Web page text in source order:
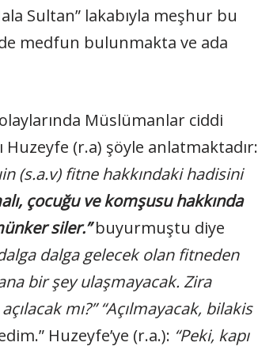
Sultan” lakabıyla meşhur bu
medfun bulunmakta ve ada
Müslümanlar ciddi
Huzeyfe (r.a) şöyle anlatmaktadır:
(s.a.v) fitne hakkındaki hadisini
çocuğu ve komşusu hakkında
siler.”buyurmuştu diye
dalga gelecek olan fitneden
bir şey ulaşmayacak. Zira
mı?” “Açılmayacak, bilakis
Huzeyfe’ye (r.a.): “Peki, kapı